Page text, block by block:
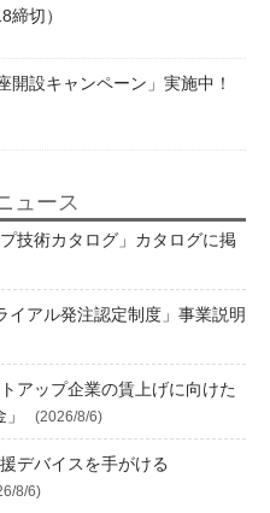
締切）
開設キャンペーン」実施中！
ュース
技術カタログ」カタログに掲
イアル発注認定制度」事業説明
アップ企業の賃上げに向けた
(2026/8/6)
デバイスを手がける
8/6)